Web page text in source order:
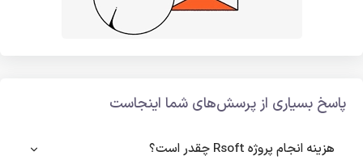
پاسخ بسیاری از پرسش‌های شما اینجاست
هزینه انجام پروژه Rsoft چقدر است؟